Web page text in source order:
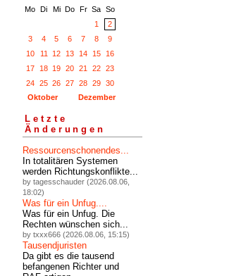
Mo Di Mi Do Fr Sa So
1
2
3
4 5 6 7 8
9
10
11 12 13 14 15
16
17
18 19 20 21 22
23
24
25 26 27 28 29
30
Oktober
Dezember
Letzte
Änderungen
Ressourcenschonendes...
In totalitären Systemen
werden Richtungskonflikte...
by tagesschauder (2026.08.06,
18:02)
Was für ein Unfug....
Was für ein Unfug. Die
Rechten wünschen sich...
by txxx666 (2026.08.06, 15:15)
Tausendjuristen
Da gibt es die tausend
befangenen Richter und